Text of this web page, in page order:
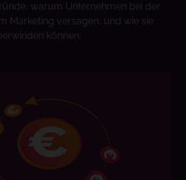
warum Unternehmen bei der
Marketing versagen, und wie sie
können: